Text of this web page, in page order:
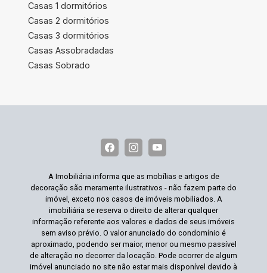
Casas 1 dormitórios
Casas 2 dormitórios
Casas 3 dormitórios
Casas Assobradadas
Casas Sobrado
A Imobiliária informa que as mobílias e artigos de
decoração são meramente ilustrativos - não fazem parte do
imóvel, exceto nos casos de imóveis mobiliados. A
imobiliária se reserva o direito de alterar qualquer
informação referente aos valores e dados de seus imóveis
sem aviso prévio. O valor anunciado do condomínio é
aproximado, podendo ser maior, menor ou mesmo passível
de alteração no decorrer da locação. Pode ocorrer de algum
imóvel anunciado no site não estar mais disponível devido à